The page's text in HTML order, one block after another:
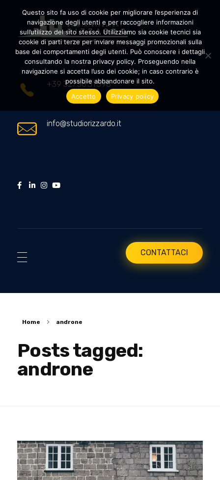
Amministrazioni Rizzardo
+39 327.36.31.598
info@studiorizzardo.it
CONTATTACI
Home androne
Posts tagged:
androne
Questo sito fa uso di cookie per migliorare l’esperienza di
navigazione degli utenti e per raccogliere informazioni
sull’utilizzo del sito stesso. Utilizziamo sia cookie tecnici sia
cookie di parti terze per inviare messaggi promozionali sulla
base dei comportamenti degli utenti. Può conoscere i dettagli
consultando la nostra privacy policy. Proseguendo nella
navigazione si accetta l’uso dei cookie; in caso contrario è
possibile abbandonare il sito.
Accetto
Privacy policy